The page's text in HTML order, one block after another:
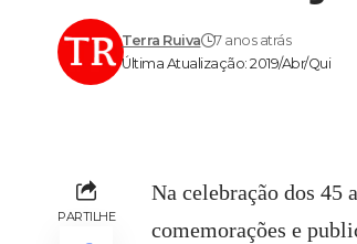
Última Atualização: 2019/Abr/Qui
Terra Ruiva 7 anos atrás
PARTILHE
Na celebração dos 45
comemorações e